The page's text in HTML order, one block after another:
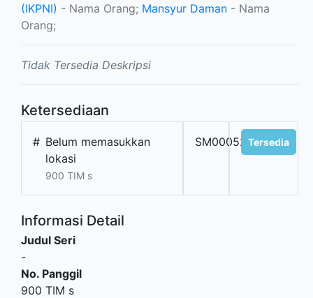
(IKPNI) - Nama Orang; Mansyur Daman - Nama
Orang;
Tidak Tersedia Deskripsi
Ketersediaan
# Belum memasukkan
lokasi
900 TIM s
SM0005218Tersedia
Informasi Detail
Judul Seri
-
No. Panggil
900 TIM s